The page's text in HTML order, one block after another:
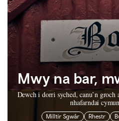
Mwy na bar,
Dewch i dorri syched, canu’n
nhafarndai
Milltir Sgwâr Rhestr